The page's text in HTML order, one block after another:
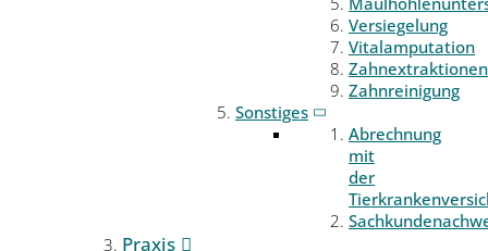
Versiegelung
Vitalamputation
Zahnextraktionen
Zahnreinigung
Sonstiges
Abrechnung
mit
der
Praxis